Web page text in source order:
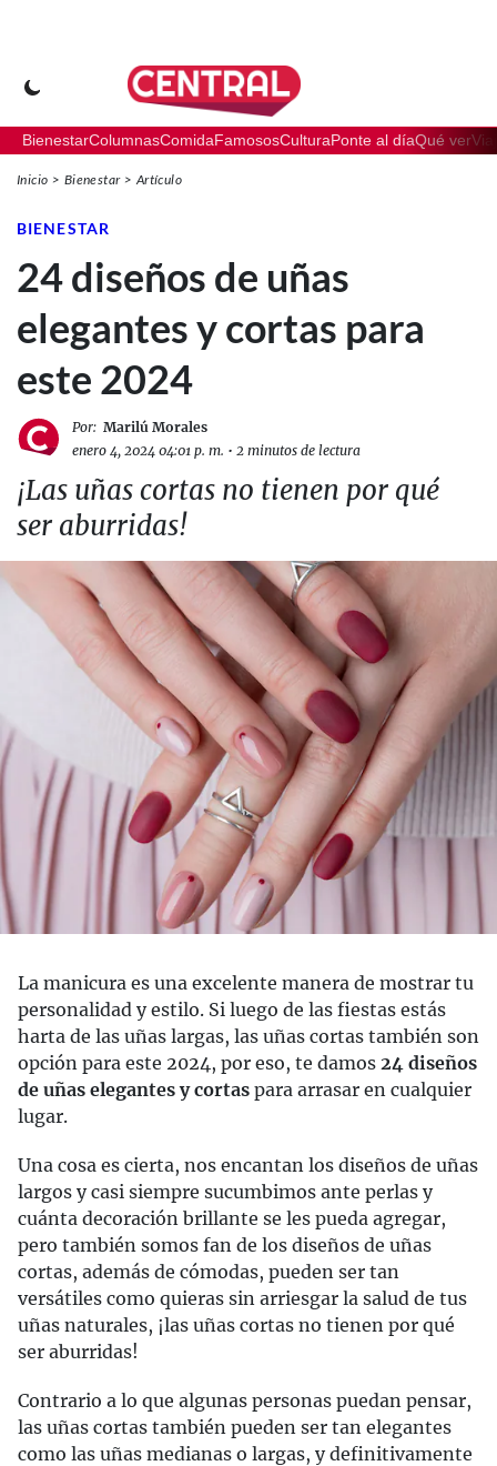
BienestarColumnasComidaFamososCulturaPonte al díaQué ver
Inicio Bienestar Artículo
BIENESTAR
24 diseños de uñas
elegantes y cortas para
este 2024
Por: Marilú Morales
enero 4, 2024 04:01 p. m. • 2 minutos de lectura
¡Las uñas cortas no tienen por qué
ser aburridas!
La manicura es una excelente manera de mostrar tu
personalidad y estilo. Si luego de las fiestas estás
harta de las uñas largas, las uñas cortas también son
opción para este 2024, por eso, te damos 24 diseños
de uñas elegantes y cortas para arrasar en cualquier
lugar.
Una cosa es cierta, nos encantan los diseños de uñas
largos y casi siempre sucumbimos ante perlas y
cuánta decoración brillante se les pueda agregar,
pero también somos fan de los diseños de uñas
cortas, además de cómodas, pueden ser tan
versátiles como quieras sin arriesgar la salud de tus
uñas naturales, ¡las uñas cortas no tienen por qué
ser aburridas!
Contrario a lo que algunas personas puedan pensar,
las uñas cortas también pueden ser tan elegantes
como las uñas medianas o largas, y definitivamente